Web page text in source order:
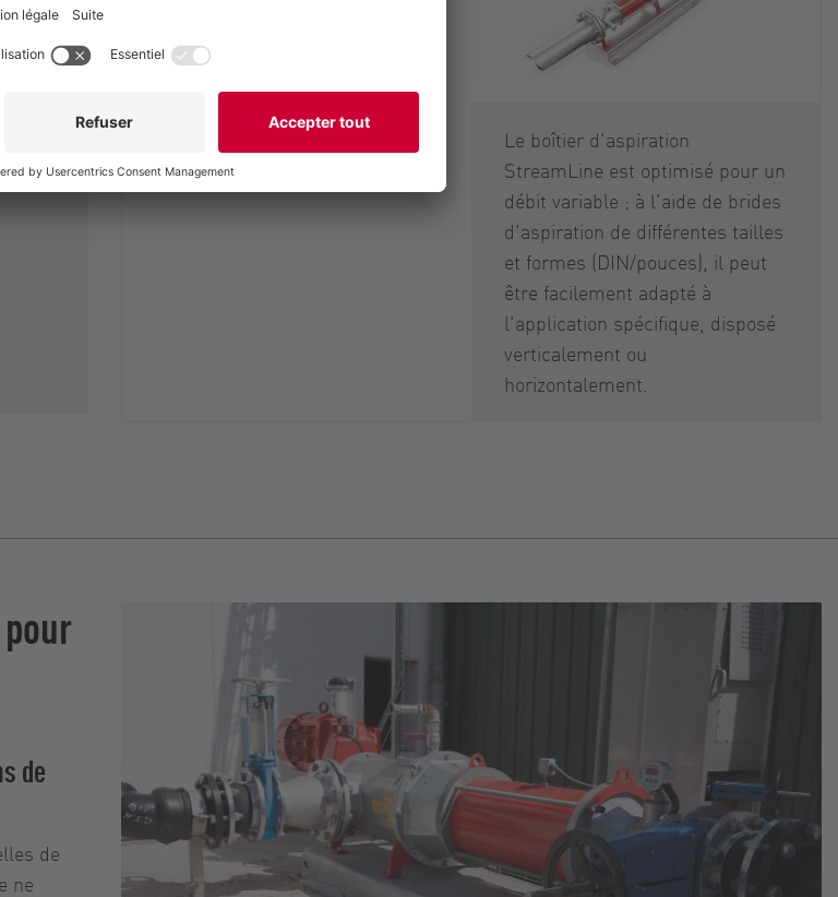
Variantes d'entraînement
Le boîtier d'aspiration
StreamLine est optimisé pour un
débit variable ; à l'aide de brides
d'aspiration de différentes tailles
et formes (DIN/pouces), il peut
être facilement adapté à
l'application spécifique, disposé
verticalement ou
horizontalement.
de
de
ne